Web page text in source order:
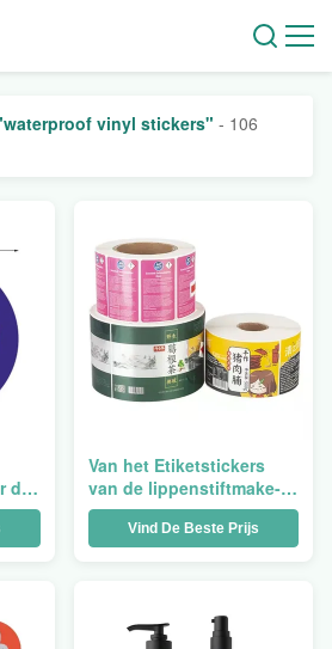
vinyl stickers" - 106
die
Van het Etiketstickers
van de lippenstiftmake-
up de Fles van het de
Stickersglas Voor het
Vind De Beste Prijs